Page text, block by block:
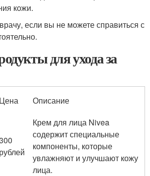
кожи.
если вы не можете справиться с
для ухода за
Цена Описание
рублей
Крем для лица Nivea
содержит специальные
компоненты, которые
увлажняют и улучшают кожу
лица.